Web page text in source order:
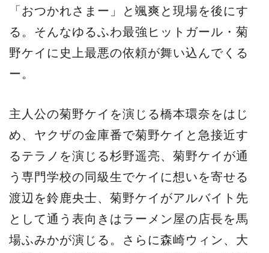
「おつかれさまー」と颯爽と現場を後にす
る。そんなゆるふわ最強ヒットガール・菊
野ケイに史上最悪の依頼が舞い込んでくる
ー。
主人公の菊野ケイを演じる橋本環奈をはじ
め、ヤクザの金庫番で菊野ケイと急接近す
るテラノを演じる杉野遥亮、菊野ケイが通
う専門学校の同級生でケイに想いを寄せる
渡辺を鈴鹿央士、菊野ケイがアルバイト先
として通う表向きはラーメン屋の店長を馬
場ふみかが演じる。さらに森崎ウィン、大